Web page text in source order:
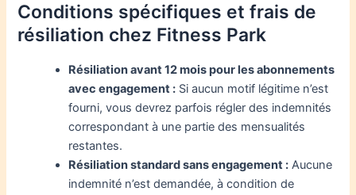
Conditions spécifiques et frais de
résiliation chez Fitness Park
Résiliation avant 12 mois pour les abonnements
avec engagement : Si aucun motif légitime n’est
fourni, vous devrez parfois régler des indemnités
correspondant à une partie des mensualités
restantes.
Résiliation standard sans engagement : Aucune
indemnité n’est demandée, à condition de